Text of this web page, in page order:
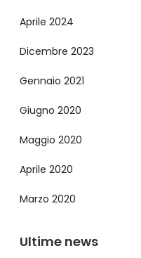
Aprile 2024
Dicembre 2023
Gennaio 2021
Giugno 2020
Maggio 2020
Aprile 2020
Marzo 2020
Ultime news